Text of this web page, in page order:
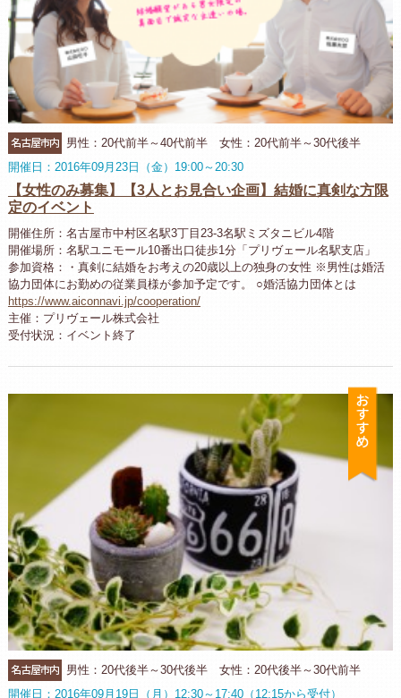
名古屋市内
男性：20代前半～40代前半 女性：20代前半～30代後半
開催日：2016年09月23日（金）19:00～20:30
【女性のみ募集】【3人とお見合い企画】結婚に真剣な方限
定のイベント
開催住所：名古屋市中村区名駅3丁目23-3名駅ミズタニビル4階
開催場所：名駅ユニモール10番出口徒歩1分「プリヴェール名駅支店」
参加資格：・真剣に結婚をお考えの20歳以上の独身の女性 ※男性は婚活
協力団体にお勤めの従業員様が参加予定です。 ○婚活協力団体とは
https://www.aiconnavi.jp/cooperation/
主催：プリヴェール株式会社
受付状況：イベント終了
お
名古屋市内
男性：20代後半～30代後半 女性：20代後半～30代前半
開催日：2016年09月19日（月）12:30～17:40（12:15から受付）